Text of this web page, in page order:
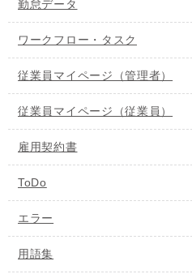
勤怠データ
ワークフロー・タスク
従業員マイページ（管理者）
従業員マイページ（従業員）
雇用契約書
ToDo
エラー
用語集